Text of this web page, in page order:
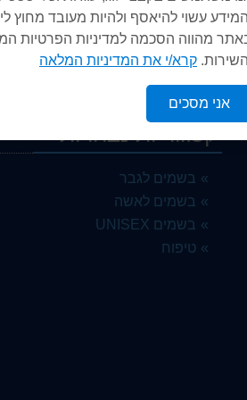
עשוי להיאסף ולהיות מעובד
מהווה הסכמה למדיניות הפרטיות
קרא/י את המדיניות המלאה
אני מסכים
קטגוריות נבחרות
בשמים לגבר
בשמים לאשה
בשמים UNISEX
טיפוח